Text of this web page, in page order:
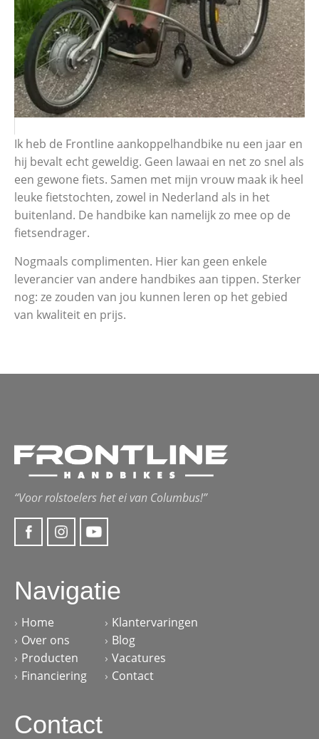
Ik heb de Frontline aankoppelhandbike nu een jaar en
hij bevalt echt geweldig. Geen lawaai en net zo snel als
een gewone fiets. Samen met mijn vrouw maak ik heel
leuke fietstochten, zowel in Nederland als in het
buitenland. De handbike kan namelijk zo mee op de
fietsendrager.
Nogmaals complimenten. Hier kan geen enkele
leverancier van andere handbikes aan tippen. Sterker
nog: ze zouden van jou kunnen leren op het gebied
van kwaliteit en prijs.
“Voor rolstoelers het ei van Columbus!”
Navigatie
Home
Over ons
Producten
Financiering
Klantervaringen
Blog
Vacatures
Contact
Contact